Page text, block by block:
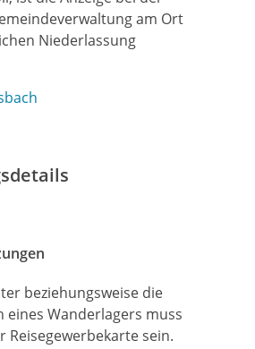
am Ort
Niederlassung
beziehungsweise die
eines Wanderlagers muss
Reisegewerbekarte sein.